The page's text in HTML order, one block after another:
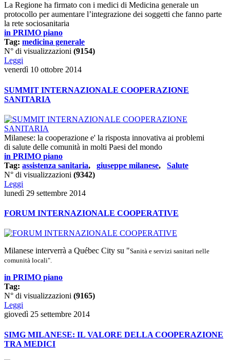
La Regione ha firmato con i medici di Medicina generale un
protocollo per aumentare l’integrazione dei soggetti che fanno parte
la rete sociosanitaria
in PRIMO piano
Tag: medicina generale
N° di visualizzazioni (9154)
Leggi
venerdì 10 ottobre 2014
SUMMIT INTERNAZIONALE COOPERAZIONE
SANITARIA
Milanese: la cooperazione e' la risposta innovativa ai problemi
di salute delle comunità in molti Paesi del mondo
in PRIMO piano
Tag: assistenza sanitaria, giuseppe milanese, Salute
N° di visualizzazioni (9342)
Leggi
lunedì 29 settembre 2014
FORUM INTERNAZIONALE COOPERATIVE
Milanese interverrà a Québec City su "Sanità e servizi sanitari nelle
comunità locali".
in PRIMO piano
Tag:
N° di visualizzazioni (9165)
Leggi
giovedì 25 settembre 2014
SIMG MILANESE: IL VALORE DELLA COOPERAZIONE
TRA MEDICI